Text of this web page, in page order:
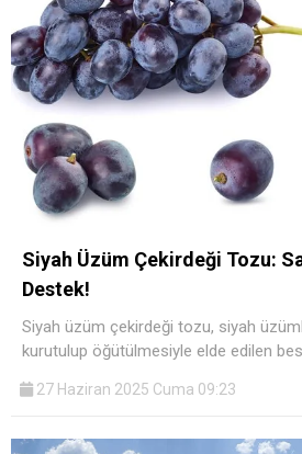
Siyah Üzüm Çekirdeği Tozu:
Destek!
Siyah üzüm çekirdeği tozu, siyah
kurutulup öğütülmesiyle elde edilen
27 Haziran 2025 Cuma 09:23